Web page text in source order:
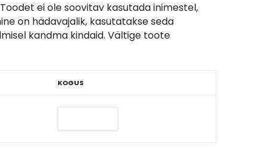
ei ole soovitav kasutada inimestel,
on hädavajalik, kasutatakse seda
kandma kindaid. Vältige toote
KOGUS